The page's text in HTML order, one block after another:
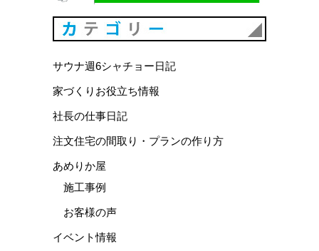
サウナ週6シャチョー日記
家づくりお役立ち情報
社長の仕事日記
注文住宅の間取り・プランの作り方
あめりか屋
施工事例
お客様の声
イベント情報